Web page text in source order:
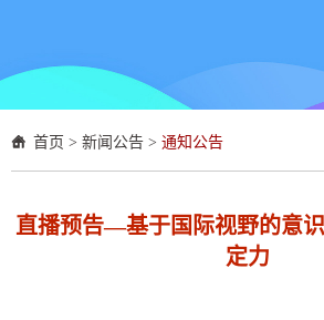
首页 > 新闻公告 > 通知公告
直播预告—基于国际视野的意
定力